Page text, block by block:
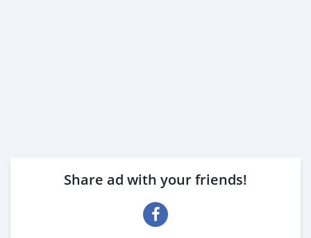
Share ad with your friends!